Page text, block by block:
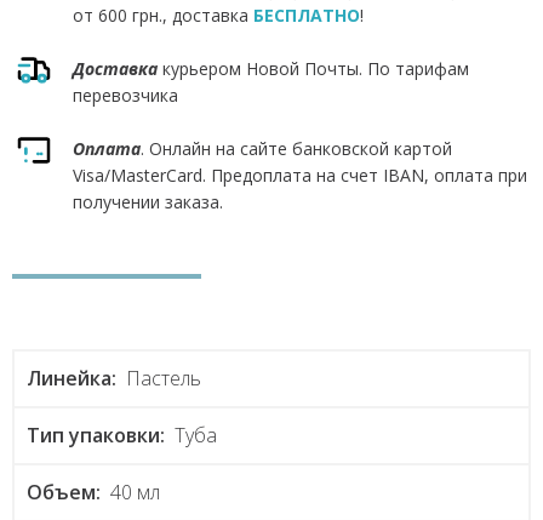
от 600 грн., доставка БЕСПЛАТНО!
Доставка курьером Новой Почты. По тарифам
перевозчика
Оплата. Онлайн на сайте банковской картой
Visa/MasterCard. Предоплата на счет IBAN, оплата при
получении заказа.
Линейка: Пастель
Тип упаковки: Туба
Объем: 40 мл